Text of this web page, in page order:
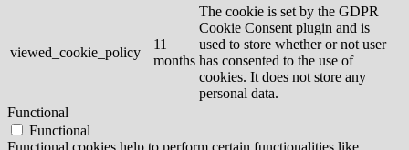
viewed_cookie_policy
11
months
The cookie is set by the GDPR
Cookie Consent plugin and is
used to store whether or not user
has consented to the use of
cookies. It does not store any
personal data.
Functional
Functional
Functional cookies help to perform certain functionalities like